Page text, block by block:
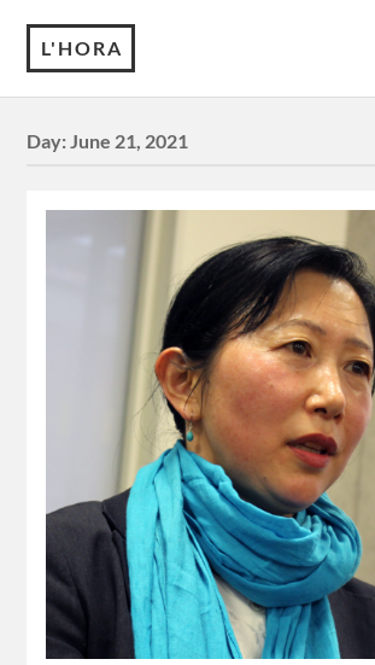
L'HORA
Day:June 21, 2021